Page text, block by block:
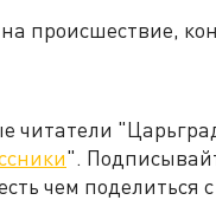
происшествие,
читатели
".
чем